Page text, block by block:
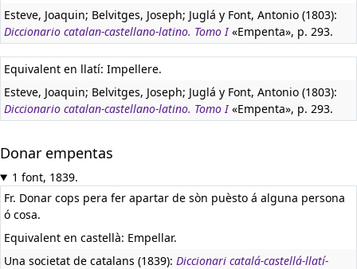
Esteve, Joaquin; Belvitges, Joseph; Juglá y Font, Antonio (1803):
Diccionario catalan-castellano-latino. Tomo I«Empenta», p. 293.
Equivalent en llatí: Impellere.
Esteve, Joaquin; Belvitges, Joseph; Juglá y Font, Antonio (1803):
Diccionario catalan-castellano-latino. Tomo I«Empenta», p. 293.
Donar empentas
1 font, 1839.
Fr. Donar cops pera fer apartar de sòn puèsto á alguna persona
ó cosa.
Equivalent en castellà: Empellar.
Una societat de catalans (1839): Diccionari catalá-castellá-llatí-